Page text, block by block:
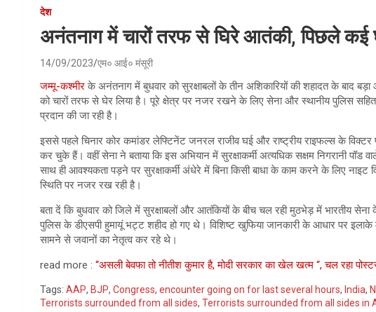
देश
अनंतनाग में चारों तरफ से घिरे आतंकी, पिछले कई
14/09/2023 एम० आई० मंसूरी
जम्मू-कश्मीरके अनंतनाग में बुधवार को सुरक्षाबलों के तीन अशिकारियों की शहादत के बाद
को चारों तरफ से घेर लिया है। पूरे क्षेत्र पर नजर रखने के लिए सेना और स्थानीय पुलिस सहित
प्रदान की जा रही है।
इससे पहले चिनार कोर कमांडर लेफ्टिनेंट जनरल राजीव घई और राष्ट्रीय राइफल्स के
कर चुके हैं। वहीं सेना ने बताया कि इस अभियान में सुरक्षाकर्मी अत्यधिक सक्षम निगरानी
साथ ही आवश्यकता पड़ने पर सुरक्षाकर्मी अंधेरे में बिना किसी बाधा के काम करने के लिए
स्थिति पर नजर रख रही है।
बता दें कि बुधवार को जिले में सुरक्षाबलों और आतंकियों के बीच चल रही मुठभेड़ में भारतीय
पुलिस के डीएसपी हुमायूं भट्ट शहीद हो गए थे। विशिष्ट खुफिया जानकारी के आधार पर
सामने से जवानों का नेतृत्व कर रहे थे।
read more : “असली बेवफा तो नीतीश कुमार है, मोदी सरकार का खेल खत्म “, चल रहा
Tags: AAP, BJP, Congress, encounter going on for last several hours, India,
Terrorists surrounded from all sides, Terrorists surrounded from all sides in